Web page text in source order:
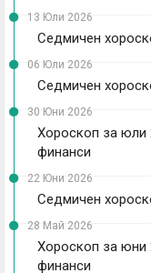
13 Юли 2026
Седмичен
06 Юли 2026
Седмичен
30 Юни 2026
Хороскоп за юли
финанси
22 Юни 2026
Седмичен
28 Май 2026
Хороскоп за юни
финанси